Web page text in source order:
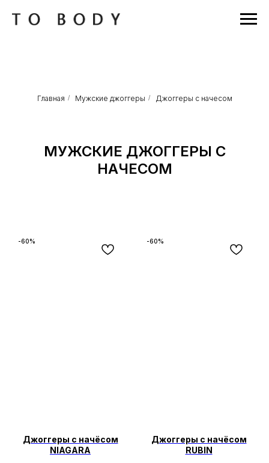
Главная / Мужские джоггеры / Джоггеры с начесом
МУЖСКИЕ ДЖОГГЕРЫ С
НАЧЕСОМ
-60%
Джоггеры с начёсом
NIAGARA
-60%
Джоггеры с начёсом
RUBIN